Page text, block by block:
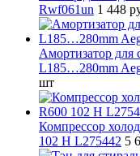
Rwf061un 1 448
Амортизатор для
L185…280mm
шт
Компрессор
102 H L275442 5